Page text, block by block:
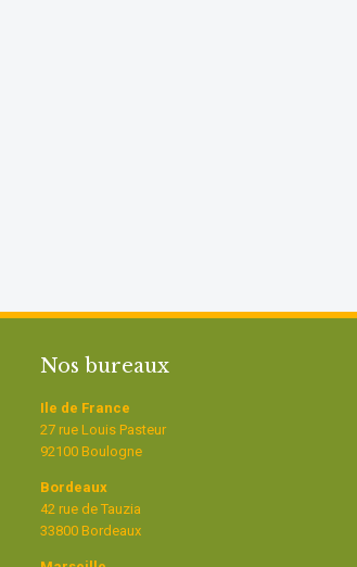
Nos bureaux
Ile de France
27 rue Louis Pasteur
92100 Boulogne
Bordeaux
42 rue de Tauzia
33800 Bordeaux